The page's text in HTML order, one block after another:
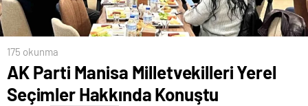
175 okunma
AK Parti Manisa Milletvekilleri Yerel
Seçimler Hakkında Konuştu